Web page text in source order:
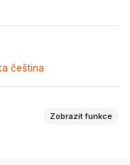
čeština
Zobrazit funkce